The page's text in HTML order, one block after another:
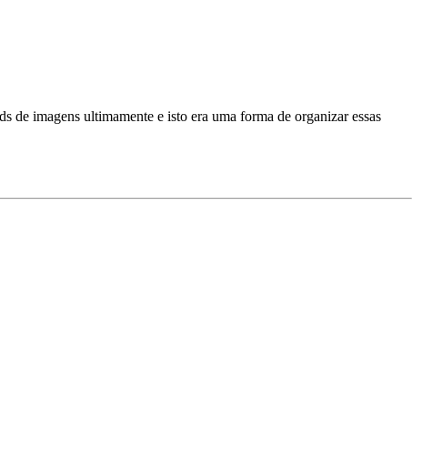
de imagens ultimamente e isto era uma forma de organizar essas